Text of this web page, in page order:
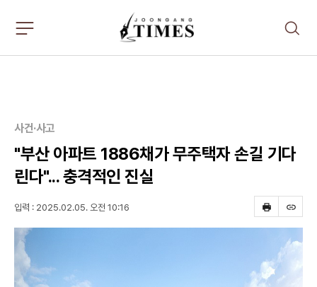
검
주
서
펼
치
기
사건·사고
"부산 아파트 1886채가 무주택자 손길 기다
린다"... 충격적인 진실
프
린
스
크
랩
입력 : 2025.02.05. 오전 10:16